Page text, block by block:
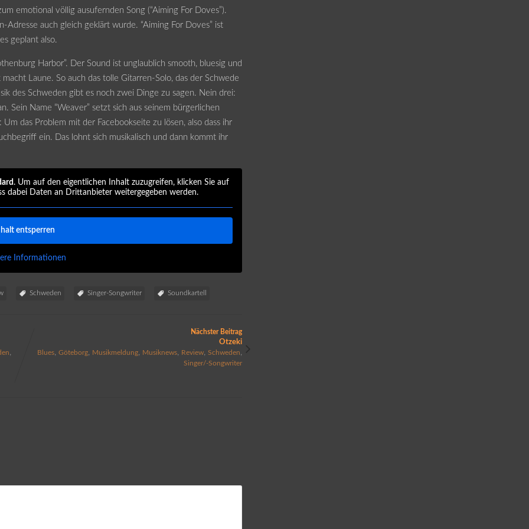
emotional völlig ausufernden Song (“Aiming For Doves”).
auch gleich geklärt wurde. “Aiming For Doves” ist
geplant also.
Harbor”. Der Sound ist unglaublich smooth, bluesig und
Laune. So auch das tolle Gitarren-Solo, das der Schwede
des Schweden gibt es noch zwei Dinge zu sagen. Nein drei:
Sein Name “Weaver” setzt sich aus seinem bürgerlichen
das Problem mit der Facebookseite zu lösen, also dass ihr
ein. Das lohnt sich musikalisch und dann kommt ihr
. Um auf den eigentlichen Inhalt zuzugreifen, klicken Sie auf
dabei Daten an Drittanbieter weitergegeben werden.
entsperren
Informationen
Schweden Singer-Songwriter Soundkartell
Nächster Beitrag
Otzeki
Blues ,Göteborg Musikmeldung Musiknews Review ,Schweden
Singer/-Songwriter